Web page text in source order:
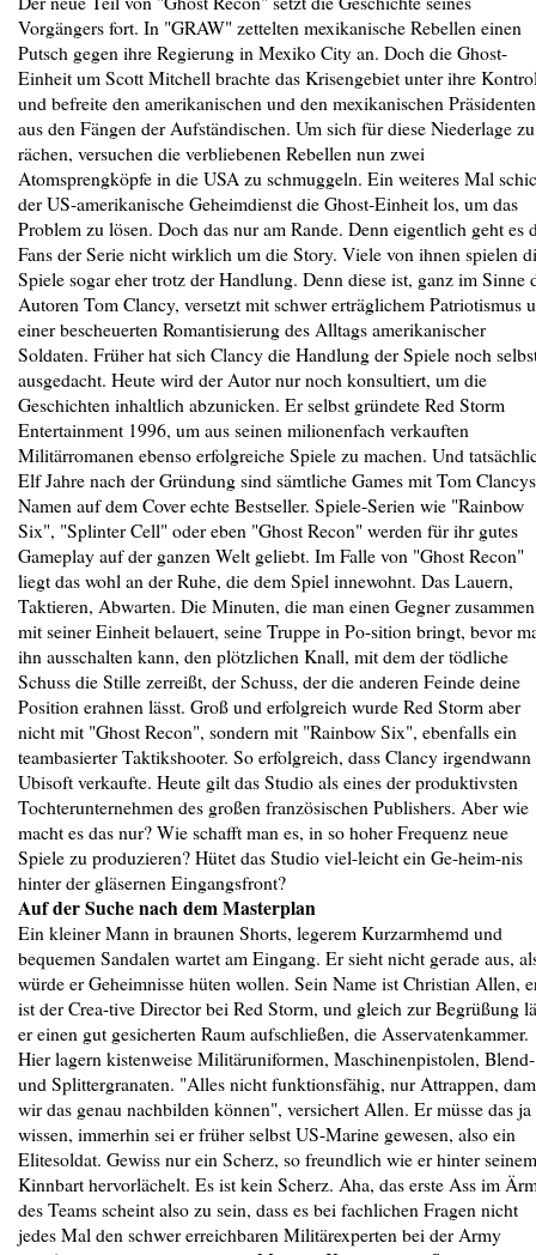
Vorgängers fort. In "GRAW" zettelten mexikanische Rebellen einen
Putsch gegen ihre Regierung in Mexiko City an. Doch die Ghost-
Einheit um Scott Mitchell brachte das Krisengebiet unter ihre
und befreite den amerikanischen und den mexikanischen Präsidenten
aus den Fängen der Aufständischen. Um sich für diese Niederlage zu
rächen, versuchen die verbliebenen Rebellen nun zwei
Atomsprengköpfe in die USA zu schmuggeln. Ein weiteres Mal
der US-amerikanische Geheimdienst die Ghost-Einheit los, um das
Problem zu lösen. Doch das nur am Rande. Denn eigentlich geht es
Fans der Serie nicht wirklich um die Story. Viele von ihnen spielen
Spiele sogar eher trotz der Handlung. Denn diese ist, ganz im Sinne
Autoren Tom Clancy, versetzt mit schwer erträglichem Patriotismus
einer bescheuerten Romantisierung des Alltags amerikanischer
Soldaten. Früher hat sich Clancy die Handlung der Spiele noch
ausgedacht. Heute wird der Autor nur noch konsultiert, um die
Geschichten inhaltlich abzunicken. Er selbst gründete Red Storm
Entertainment 1996, um aus seinen milionenfach verkauften
Militärromanen ebenso erfolgreiche Spiele zu machen. Und
Elf Jahre nach der Gründung sind sämtliche Games mit Tom Clancys
Namen auf dem Cover echte Bestseller. Spiele-Serien wie "Rainbow
Six", "Splinter Cell" oder eben "Ghost Recon" werden für ihr gutes
Gameplay auf der ganzen Welt geliebt. Im Falle von "Ghost Recon"
liegt das wohl an der Ruhe, die dem Spiel innewohnt. Das Lauern,
Taktieren, Abwarten. Die Minuten, die man einen Gegner zusammen
mit seiner Einheit belauert, seine Truppe in Po-sition bringt, bevor
ihn ausschalten kann, den plötzlichen Knall, mit dem der tödliche
Schuss die Stille zerreißt, der Schuss, der die anderen Feinde deine
Position erahnen lässt. Groß und erfolgreich wurde Red Storm aber
nicht mit "Ghost Recon", sondern mit "Rainbow Six", ebenfalls ein
teambasierter Taktikshooter. So erfolgreich, dass Clancy irgendwann
Ubisoft verkaufte. Heute gilt das Studio als eines der produktivsten
Tochterunternehmen des großen französischen Publishers. Aber wie
macht es das nur? Wie schafft man es, in so hoher Frequenz neue
Spiele zu produzieren? Hütet das Studio viel-leicht ein Ge-heim-nis
hinter der gläsernen Eingangsfront?
Auf der Suche nach dem Masterplan
Ein kleiner Mann in braunen Shorts, legerem Kurzarmhemd und
bequemen Sandalen wartet am Eingang. Er sieht nicht gerade aus,
würde er Geheimnisse hüten wollen. Sein Name ist Christian Allen,
ist der Crea-tive Director bei Red Storm, und gleich zur Begrüßung
er einen gut gesicherten Raum aufschließen, die Asservatenkammer.
Hier lagern kistenweise Militäruniformen, Maschinenpistolen, Blend-
und Splittergranaten. "Alles nicht funktionsfähig, nur Attrappen,
wir das genau nachbilden können", versichert Allen. Er müsse das ja
wissen, immerhin sei er früher selbst US-Marine gewesen, also ein
Elitesoldat. Gewiss nur ein Scherz, so freundlich wie er hinter seinem
Kinnbart hervorlächelt. Es ist kein Scherz. Aha, das erste Ass im
des Teams scheint also zu sein, dass es bei fachlichen Fragen nicht
jedes Mal den schwer erreichbaren Militärexperten bei der Army